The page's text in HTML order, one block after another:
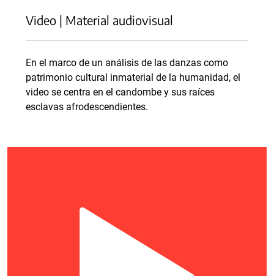
Video | Material audiovisual
En el marco de un análisis de las danzas como
patrimonio cultural inmaterial de la humanidad, el
video se centra en el candombe y sus raíces
esclavas afrodescendientes.